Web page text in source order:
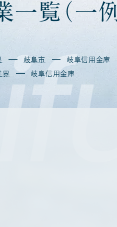
一覧 （ 一
岐阜市
岐阜信用金庫
界 岐阜信用金庫